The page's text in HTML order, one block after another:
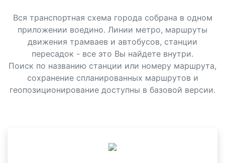
Вся транспортная схема города собрана в одном
приложении воедино. Линии метро, маршруты
движения трамваев и автобусов, станции
пересадок - все это Вы найдете внутри.
Поиск по названию станции или номеру маршрута,
сохранение спланированных маршрутов и
геопозиционирование доступны в базовой версии.